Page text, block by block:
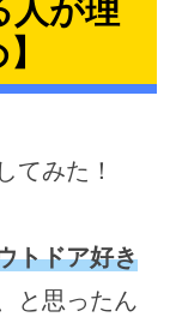
人が理
てみた！
トドア好き
と思ったん